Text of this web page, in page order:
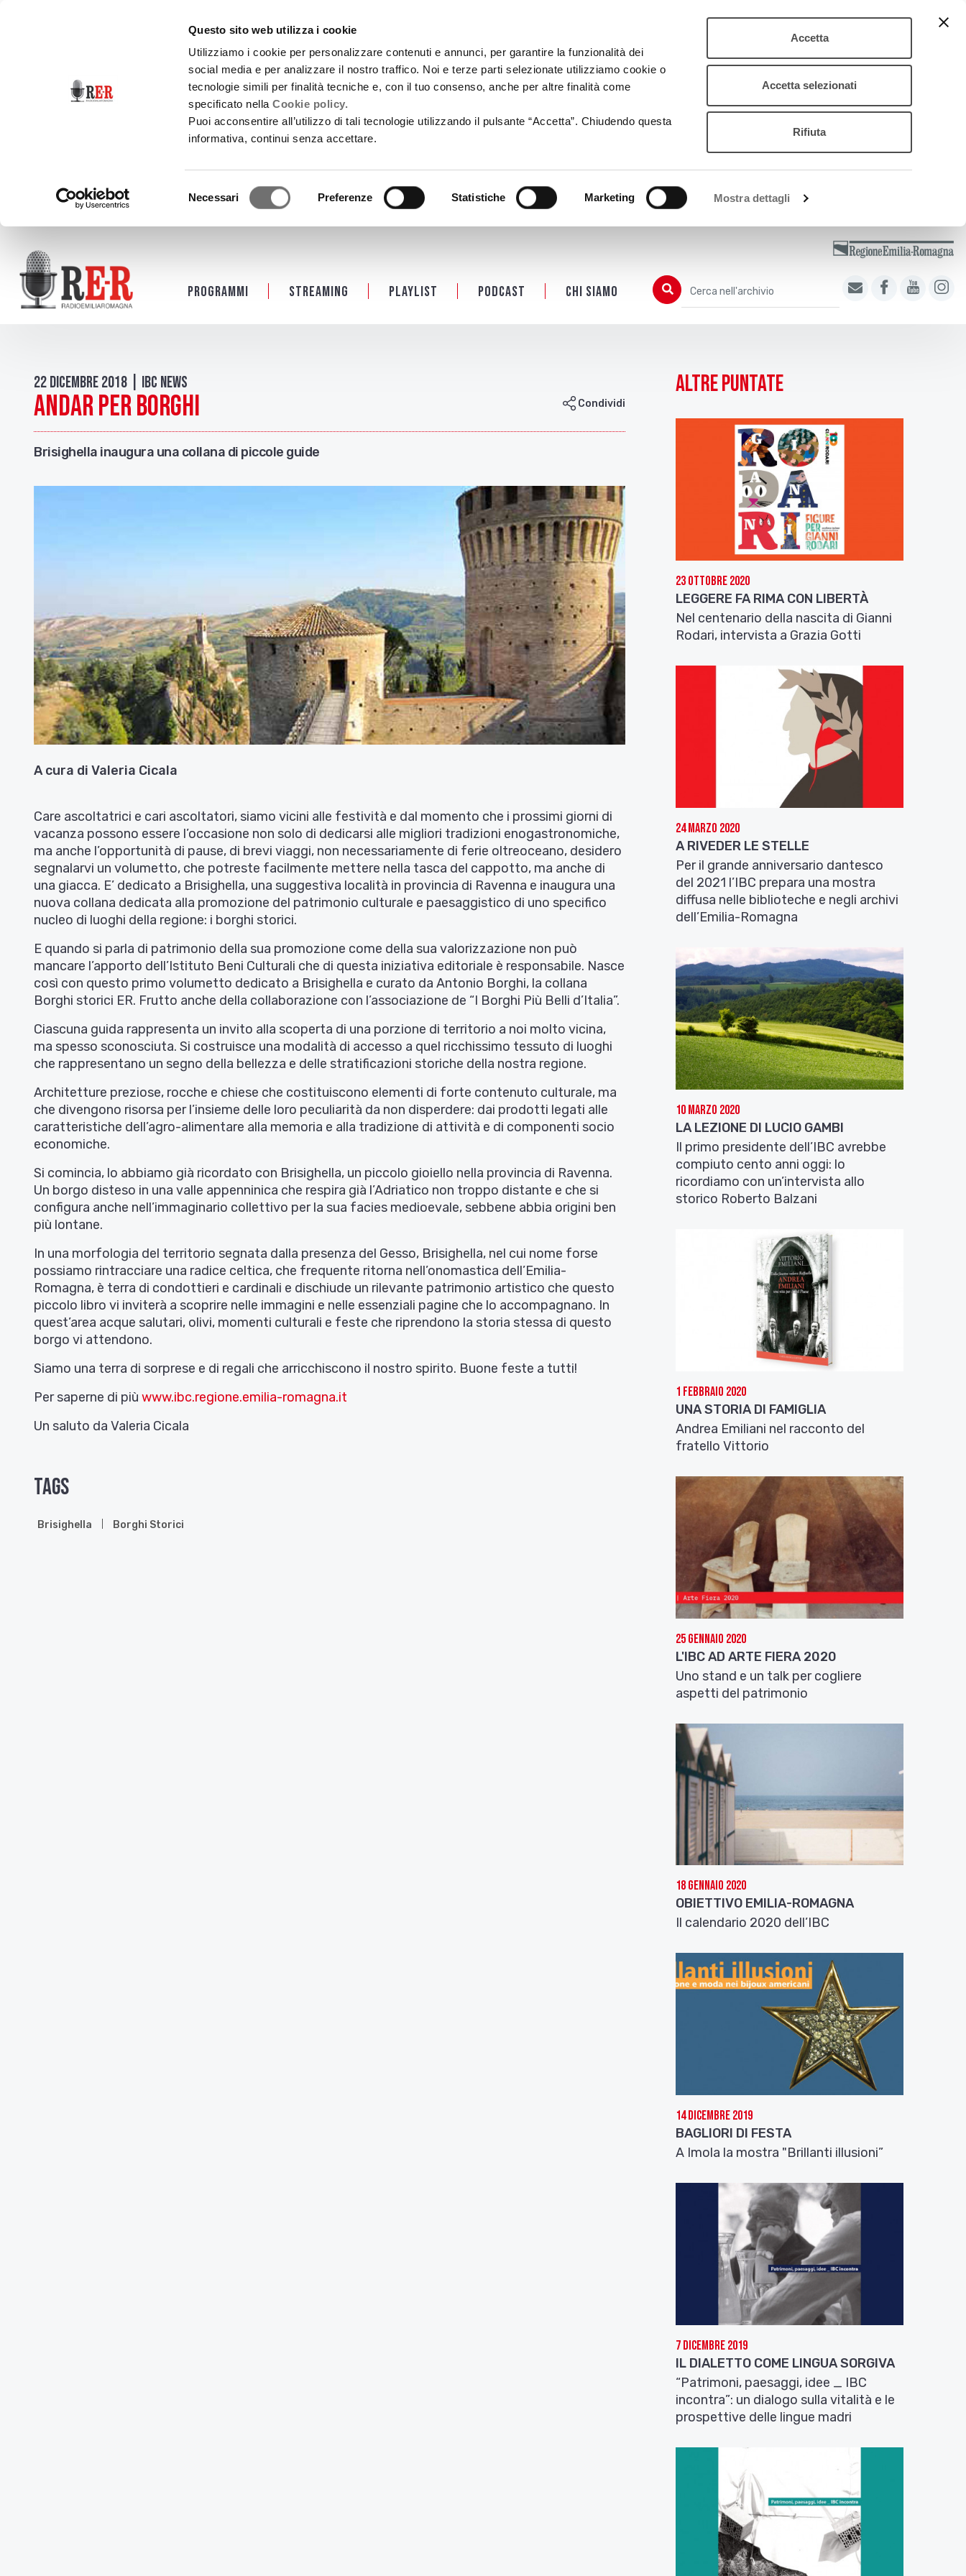
Questo sito web utilizza i cookie
Utilizziamo i cookie per personalizzare contenuti e annunci, per garantire la funzionalità dei
social media e per analizzare il nostro traffico. Noi e terze parti selezionate utilizziamo cookie o
tecnologie simili per finalità tecniche e, con il tuo consenso, anche per altre finalità come
specificato nellaCookie policy.
Puoi acconsentire all’utilizzo di tali tecnologie utilizzando il pulsante “Accetta”. Chiudendo questa
informativa, continui senza accettare.
Necessari Preferenze Statistiche Marketing Mostra dettagli
Accetta
Accetta selezionati
Rifiuta
Programmi Streaming Playlist PODCAST Chi siamo Cerca
Cerca nell'archivio
22 Dicembre 2018 | IBC news
Andar per borghi Condividi
Brisighella inaugura una collana di piccole guide
A cura di Valeria Cicala
Care ascoltatrici e cari ascoltatori, siamo vicini alle festività e dal momento che i prossimi giorni di
vacanza possono essere l’occasione non solo di dedicarsi alle migliori tradizioni enogastronomiche,
ma anche l’opportunità di pause, di brevi viaggi, non necessariamente di ferie oltreoceano, desidero
segnalarvi un volumetto, che potreste facilmente mettere nella tasca del cappotto, ma anche di
una giacca. E’ dedicato a Brisighella, una suggestiva località in provincia di Ravenna e inaugura una
nuova collana dedicata alla promozione del patrimonio culturale e paesaggistico di uno specifico
nucleo di luoghi della regione: i borghi storici.
E quando si parla di patrimonio della sua promozione come della sua valorizzazione non può
mancare l’apporto dell’Istituto Beni Culturali che di questa iniziativa editoriale è responsabile. Nasce
così con questo primo volumetto dedicato a Brisighella e curato da Antonio Borghi, la collana
Borghi storici ER. Frutto anche della collaborazione con l’associazione de “I Borghi Più Belli d’Italia”.
Ciascuna guida rappresenta un invito alla scoperta di una porzione di territorio a noi molto vicina,
ma spesso sconosciuta. Si costruisce una modalità di accesso a quel ricchissimo tessuto di luoghi
che rappresentano un segno della bellezza e delle stratificazioni storiche della nostra regione.
Architetture preziose, rocche e chiese che costituiscono elementi di forte contenuto culturale, ma
che divengono risorsa per l’insieme delle loro peculiarità da non disperdere: dai prodotti legati alle
caratteristiche dell’agro-alimentare alla memoria e alla tradizione di attività e di componenti socio
economiche.
Si comincia, lo abbiamo già ricordato con Brisighella, un piccolo gioiello nella provincia di Ravenna.
Un borgo disteso in una valle appenninica che respira già l’Adriatico non troppo distante e che si
configura anche nell’immaginario collettivo per la sua facies medioevale, sebbene abbia origini ben
più lontane.
In una morfologia del territorio segnata dalla presenza del Gesso, Brisighella, nel cui nome forse
possiamo rintracciare una radice celtica, che frequente ritorna nell’onomastica dell’Emilia-
Romagna, è terra di condottieri e cardinali e dischiude un rilevante patrimonio artistico che questo
piccolo libro vi inviterà a scoprire nelle immagini e nelle essenziali pagine che lo accompagnano. In
quest’area acque salutari, olivi, momenti culturali e feste che riprendono la storia stessa di questo
borgo vi attendono.
Siamo una terra di sorprese e di regali che arricchiscono il nostro spirito. Buone feste a tutti!
Per saperne di più www.ibc.regione.emilia-romagna.it
Un saluto da Valeria Cicala
Tags
Brisighella Borghi Storici
Altre puntate
23 Ottobre 2020
LEGGERE FA RIMA CON LIBERTÀ
Nel centenario della nascita di Gianni
Rodari, intervista a Grazia Gotti
24 Marzo 2020
A RIVEDER LE STELLE
Per il grande anniversario dantesco
del 2021 l’IBC prepara una mostra
diffusa nelle biblioteche e negli archivi
dell’Emilia-Romagna
10 Marzo 2020
LA LEZIONE DI LUCIO GAMBI
Il primo presidente dell’IBC avrebbe
compiuto cento anni oggi: lo
ricordiamo con un’intervista allo
storico Roberto Balzani
1 Febbraio 2020
UNA STORIA DI FAMIGLIA
Andrea Emiliani nel racconto del
fratello Vittorio
25 Gennaio 2020
L'IBC AD ARTE FIERA 2020
Uno stand e un talk per cogliere
aspetti del patrimonio
18 Gennaio 2020
OBIETTIVO EMILIA-ROMAGNA
Il calendario 2020 dell’IBC
14 Dicembre 2019
BAGLIORI DI FESTA
A Imola la mostra "Brillanti illusioni”
7 Dicembre 2019
IL DIALETTO COME LINGUA SORGIVA
“Patrimoni, paesaggi, idee _ IBC
incontra”: un dialogo sulla vitalità e le
prospettive delle lingue madri